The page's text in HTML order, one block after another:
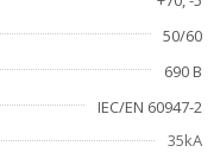
50/60
690 В
IEC/EN 60947-2
35kA